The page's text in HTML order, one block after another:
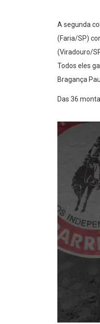
A segunda
(Faria/SP)
(Viradouro/
Todos eles
Bragança
Das 36